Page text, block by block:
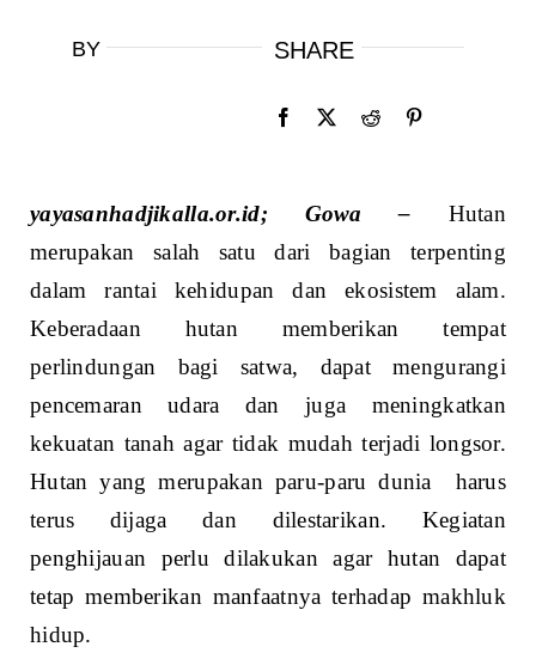
BY SHARE
yayasanhadjikalla.or.id; Gowa –
Hutan
merupakan salah satu dari bagian terpenting
dalam rantai kehidupan dan ekosistem alam.
Keberadaan hutan memberikan tempat
perlindungan bagi satwa, dapat mengurangi
pencemaran udara dan juga meningkatkan
kekuatan tanah agar tidak mudah terjadi longsor.
Hutan yang merupakan paru-paru dunia harus
terus dijaga dan dilestarikan. Kegiatan
penghijauan perlu dilakukan agar hutan dapat
tetap memberikan manfaatnya terhadap makhluk
hidup.